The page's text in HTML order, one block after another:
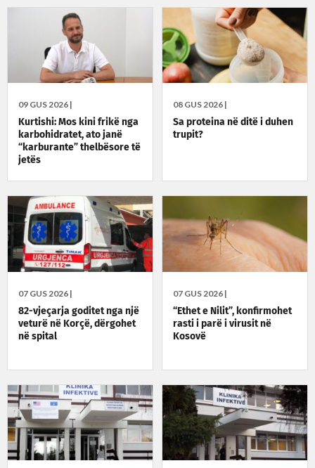
09 GUS 2026 |
Kurtishi: Mos kini frikë nga
karbohidratet, ato janë
“karburante” thelbësore të
jetës
08 GUS 2026 |
Sa proteina në ditë i duhen
trupit?
07 GUS 2026 |
82-vjeçarja goditet nga një
veturë në Korçë, dërgohet
në spital
07 GUS 2026 |
“Ethet e Nilit”, konfirmohet
rasti i parë i virusit në
Kosovë